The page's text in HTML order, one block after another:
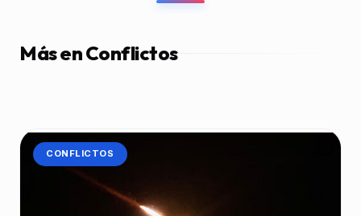
Más en Conflictos
CATEGORÍA:
CONFLICTOS